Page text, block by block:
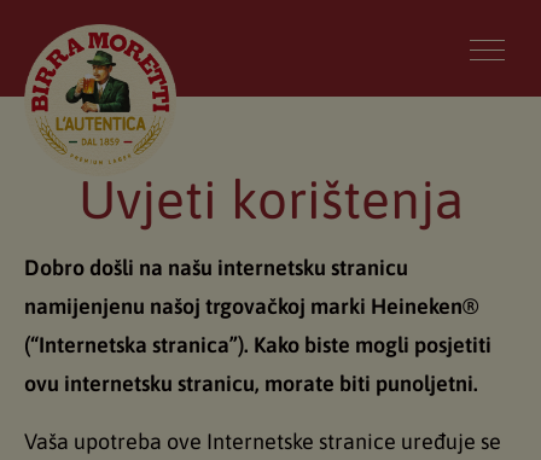
Uvjeti korištenja
Dobro došli na našu internetsku stranicu
namijenjenu našoj trgovačkoj marki Heineken®
(“Internetska stranica”). Kako biste mogli posjetiti
ovu internetsku stranicu, morate biti punoljetni.
Vaša upotreba ove Internetske stranice uređuje se